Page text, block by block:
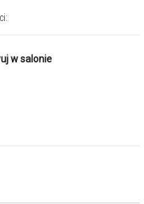
w salonie